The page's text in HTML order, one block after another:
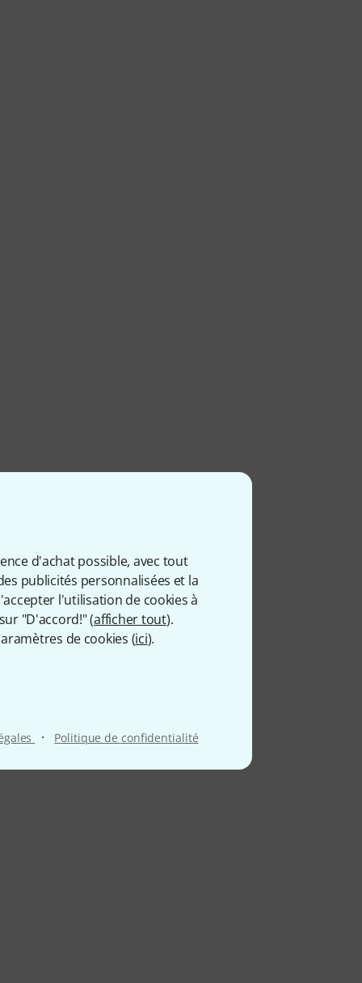
d'achat possible, avec tout
publicités personnalisées et la
l'utilisation de cookies à
"D'accord!" (afficher tout).
de cookies (ici).
· Politique de confidentialité